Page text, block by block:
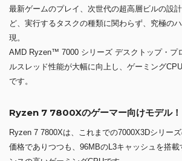
最新ゲームのプレイ、次世代の超高層ビルの設
ど、実行するタスクの種類に関わらず、究極の
現。
AMD Ryzen™ 7000 シリーズ デスクトップ・プ
ルスレッド性能が大幅に向上し、ゲーミング
です。
Ryzen 7 7800Xのゲーマー向けモデル！
Ryzen 7 7800Xは、これまでの7000X3Dシリー
価格でありつつも、96MBのL3キャッシュを搭